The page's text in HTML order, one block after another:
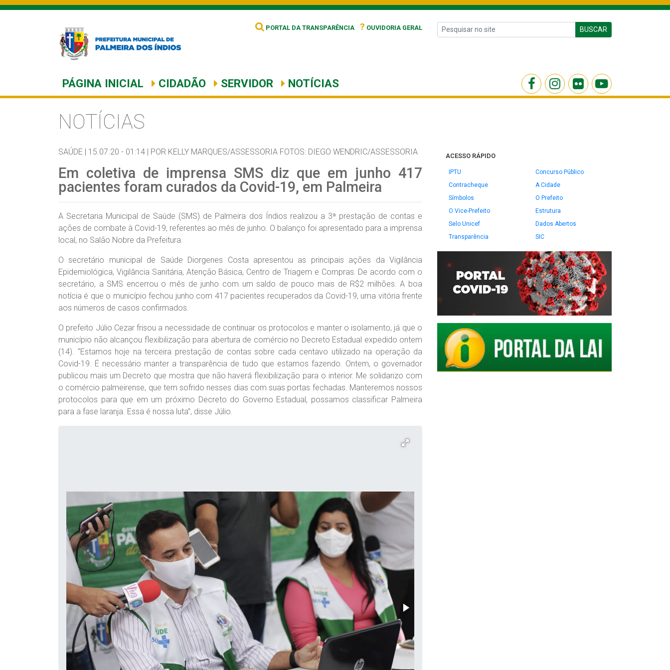
PORTAL DA TRANSPARÊNCIA ? OUVIDORIA GERAL BUSCAR
PÁGINA INICIAL CIDADÃO SERVIDOR NOTÍCIAS
NOTÍCIAS
SAÚDE | 15.07.20 - 01:14 | POR KELLY MARQUES/ASSESSORIA FOTOS: DIEGO WENDRIC/ASSESSORIA
Em coletiva de imprensa SMS diz que em junho 417
pacientes foram curados da Covid-19, em Palmeira
A Secretaria Municipal de Saúde (SMS) de Palmeira dos Índios realizou a 3ª prestação de contas e
ações de combate à Covid-19, referentes ao mês de junho. O balanço foi apresentado para a imprensa
local, no Salão Nobre da Prefeitura.
O secretário municipal de Saúde Diorgenes Costa apresentou as principais ações da Vigilância
Epidemiológica, Vigilância Sanitária, Atenção Básica, Centro de Triagem e Compras. De acordo com o
secretário, a SMS encerrou o mês de junho com um saldo de pouco mais de R$2 milhões. A boa
notícia é que o município fechou junho com 417 pacientes recuperados da Covid-19, uma vitória frente
aos números de casos confirmados.
O prefeito Júlio Cezar frisou a necessidade de continuar os protocolos e manter o isolamento, já que o
município não alcançou flexibilização para abertura de comércio no Decreto Estadual expedido ontem
(14). “Estamos hoje na terceira prestação de contas sobre cada centavo utilizado na operação da
Covid-19. É necessário manter a transparência de tudo que estamos fazendo. Ontem, o governador
publicou mais um Decreto que mostra que não haverá flexibilização para o interior. Me solidarizo com
o comércio palmeirense, que tem sofrido nesses dias com suas portas fechadas. Manteremos nossos
protocolos para que em um próximo Decreto do Governo Estadual, possamos classificar Palmeira
para a fase laranja. Essa é nossa luta”, disse Júlio.
ACESSO RÁPIDO
IPTU
Concurso Público
Contracheque
A Cidade
Símbolos
O Prefeito
O Vice-Prefeito
Estrutura
Selo Unicef
Dados Abertos
Transparência
SIC